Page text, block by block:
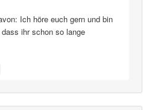
Ich höre euch gern und bin
ihr schon so lange